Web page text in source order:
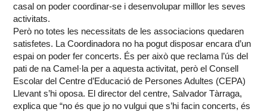
casal on poder coordinar-se i desenvolupar milllor les seves
activitats.
Però no totes les necessitats de les associacions quedaren
satisfetes. La Coordinadora no ha pogut disposar encara d’un
espai on poder fer concerts. És per això que reclama l’ús del
pati de na Camel·la per a aquesta activitat, però el Consell
Escolar del Centre d’Educació de Persones Adultes (CEPA)
Llevant s’hi oposa. El director del centre, Salvador Tàrraga,
explica que “no és que jo no vulgui que s’hi facin concerts, és